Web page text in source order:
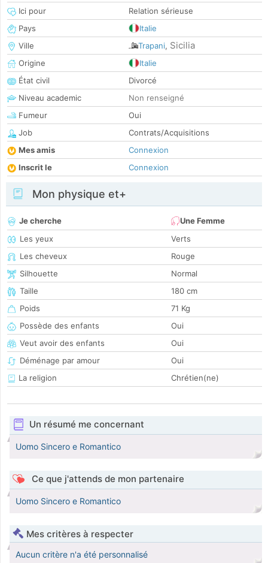
Ici pour
Relation sérieuse
Pays
Italie
Ville
Trapani, Sicilia
Origine
Italie
État civil
Divorcé
Niveau academic
Non renseigné
Fumeur
Oui
Job
Contrats/Acquisitions
Mes amis
Connexion
Inscrit le
Connexion
Mon physique et+
Je cherche
Une Femme
Les yeux
Verts
Les cheveux
Rouge
Silhouette
Normal
Taille
180 cm
Poids
71 Kg
Possède des enfants
Oui
Veut avoir des enfants
Oui
Déménage par amour
Oui
La religion
Chrétien(ne)
Un résumé me concernant
Uomo Sincero e Romantico
Ce que j'attends de mon partenaire
Uomo Sincero e Romantico
Mes critères à respecter
Aucun critère n'a été personnalisé